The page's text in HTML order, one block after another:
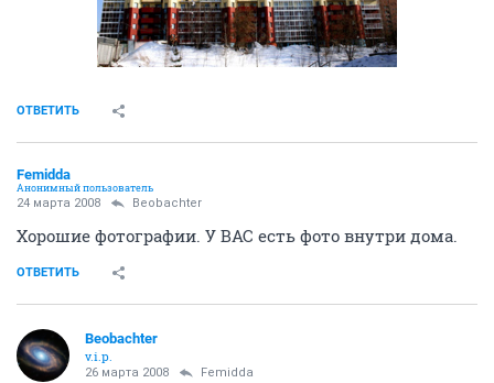
ОТВЕТИТЬ
Femidda
Анонимный пользователь
24 марта 2008 Beobachter
Хорошие фотографии. У ВАС есть фото внутри дома.
ОТВЕТИТЬ
Beobachter
v.i.p.
26 марта 2008 Femidda